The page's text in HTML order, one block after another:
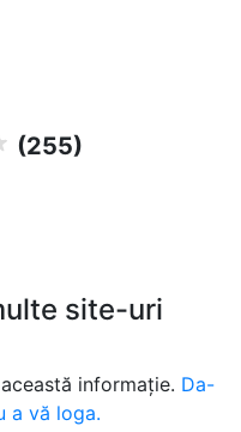
(255)
site-uri
informație. Da-
a vă loga.